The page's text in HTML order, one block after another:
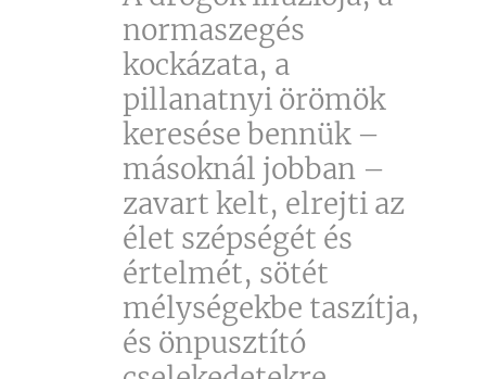
normaszegés
kockázata, a
pillanatnyi örömök
keresése bennük –
másoknál jobban –
zavart kelt, elrejti az
élet szépségét és
értelmét, sötét
mélységekbe taszítja,
és önpusztító